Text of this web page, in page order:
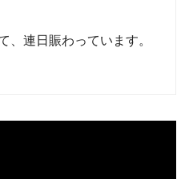
連日賑わっています。